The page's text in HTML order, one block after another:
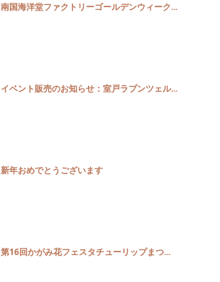
南国海洋堂ファクトリーゴールデンウィーク...
イベント販売のお知らせ：室戸ラプンツェル...
新年おめでとうございます
第16回かがみ花フェスタチューリップまつ...